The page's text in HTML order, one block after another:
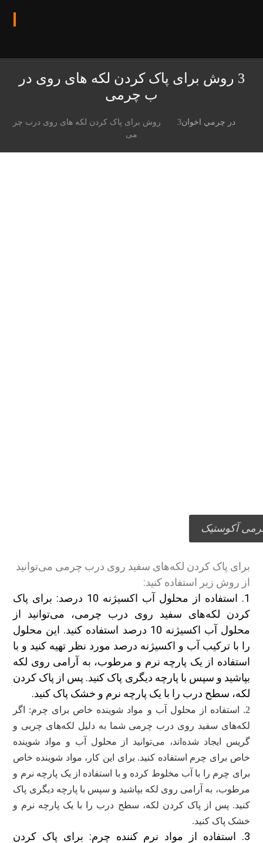
3 روش برای پاک کردن لکه های روی در
ب چرمی
در چرمي اخوان
3 روش برای پاک کردن لکه های روی درب چر
می
آکوستیک
برای پاک کردن لکه‌های سفید روی درب چرمی می‌توانید
از روش زیر استفاده کنید:
1. استفاده از محلول آب اکسیژنه 10 درصد: برای پاک
کردن لکه‌های سفید روی درب چرمی، می‌توانید از
محلول آب اکسیژنه 10 درصد استفاده کنید. این محلول
را با ترکیب آب و اکسیژنه درصد مورد نظر تهیه کنید و با
استفاده از یک پارچه نرم و مرطوب، به آرامی روی لکه
بپاشید و سپس با پارچه دیگری پاک کنید. پس از پاک کردن
لکه، سطح درب را با یک پارچه نرم و خشک پاک کنید.
2. استفاده از محلول آب و مواد شوینده خاص برای چرم: اگر
لکه‌های سفید روی درب چرمی شما به دلیل لکه‌های چربی و
گریس ایجاد شده‌اند، می‌توانید از محلول آب و مواد شوینده
خاص برای چرم استفاده کنید. برای این کار، مواد شوینده خاص
برای چرم را با آب مخلوط کرده و با استفاده از یک پارچه نرم و
مرطوب، به آرامی روی لکه بپاشید و سپس با پارچه دیگری پاک
کنید. پس از پاک کردن لکه، سطح درب را با یک پارچه نرم و
خشک پاک کنید.
3. استفاده از مواد نرم کننده چرم: برای پاک کردن